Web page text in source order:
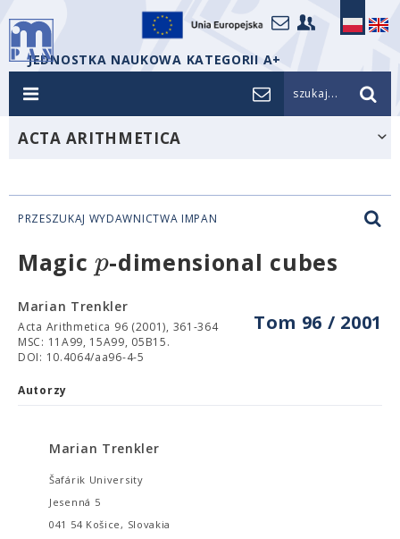
JEDNOSTKA NAUKOWA KATEGORII A+
szukaj...
ACTA ARITHMETICA
PRZESZUKAJ WYDAWNICTWA IMPAN
Magicp-dimensional cubes
Tom 96 / 2001
Marian Trenkler
Acta Arithmetica 96 (2001), 361-364
MSC: 11A99, 15A99, 05B15.
DOI: 10.4064/aa96-4-5
Autorzy
Marian Trenkler
Šafárik University
Jesenná 5
041 54 Košice, Slovakia